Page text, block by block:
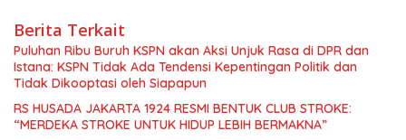
Berita Terkait
Puluhan Ribu Buruh KSPN akan Aksi Unjuk Rasa di DPR dan
Istana: KSPN Tidak Ada Tendensi Kepentingan Politik dan
Tidak Dikooptasi oleh Siapapun
RS HUSADA JAKARTA 1924 RESMI BENTUK CLUB STROKE:
“MERDEKA STROKE UNTUK HIDUP LEBIH BERMAKNA”